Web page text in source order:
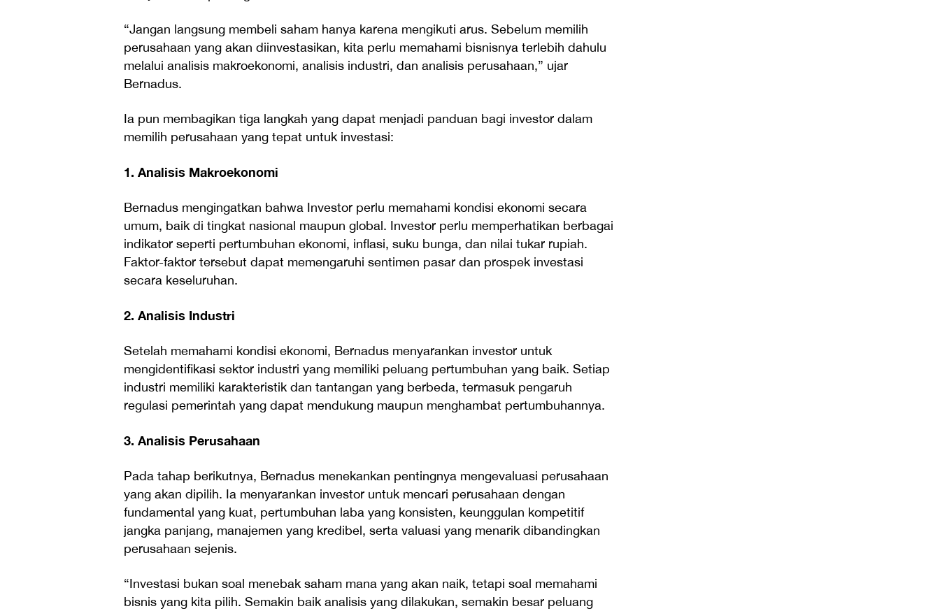
“Jangan langsung membeli saham hanya karena mengikuti arus. Sebelum memilih
perusahaan yang akan diinvestasikan, kita perlu memahami bisnisnya terlebih dahulu
melalui analisis makroekonomi, analisis industri, dan analisis perusahaan,” ujar
Bernadus.
Ia pun membagikan tiga langkah yang dapat menjadi panduan bagi investor dalam
memilih perusahaan yang tepat untuk investasi:
1. Analisis Makroekonomi
Bernadus mengingatkan bahwa Investor perlu memahami kondisi ekonomi secara
umum, baik di tingkat nasional maupun global. Investor perlu memperhatikan berbagai
indikator seperti pertumbuhan ekonomi, inflasi, suku bunga, dan nilai tukar rupiah.
Faktor-faktor tersebut dapat memengaruhi sentimen pasar dan prospek investasi
secara keseluruhan.
2. Analisis Industri
Setelah memahami kondisi ekonomi, Bernadus menyarankan investor untuk
mengidentifikasi sektor industri yang memiliki peluang pertumbuhan yang baik. Setiap
industri memiliki karakteristik dan tantangan yang berbeda, termasuk pengaruh
regulasi pemerintah yang dapat mendukung maupun menghambat pertumbuhannya.
3. Analisis Perusahaan
Pada tahap berikutnya, Bernadus menekankan pentingnya mengevaluasi perusahaan
yang akan dipilih. Ia menyarankan investor untuk mencari perusahaan dengan
fundamental yang kuat, pertumbuhan laba yang konsisten, keunggulan kompetitif
jangka panjang, manajemen yang kredibel, serta valuasi yang menarik dibandingkan
perusahaan sejenis.
“Investasi bukan soal menebak saham mana yang akan naik, tetapi soal memahami
bisnis yang kita pilih. Semakin baik analisis yang dilakukan, semakin besar peluang